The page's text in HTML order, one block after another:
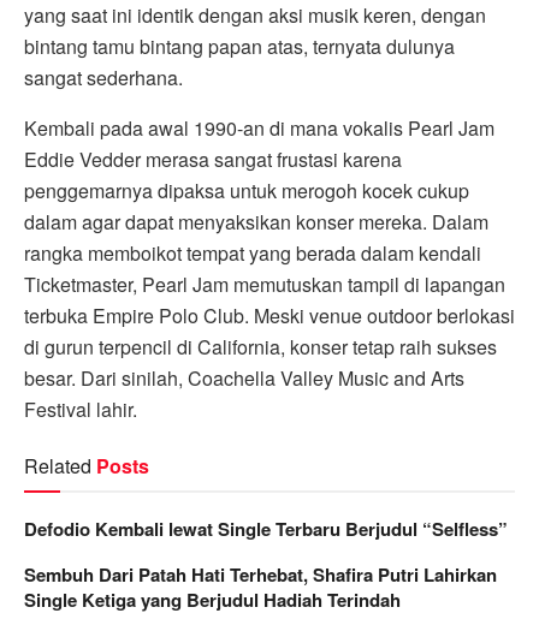
yang saat ini identik dengan aksi musik keren, dengan
bintang tamu bintang papan atas, ternyata dulunya
sangat sederhana.
Kembali pada awal 1990-an di mana vokalis Pearl Jam
Eddie Vedder merasa sangat frustasi karena
penggemarnya dipaksa untuk merogoh kocek cukup
dalam agar dapat menyaksikan konser mereka. Dalam
rangka memboikot tempat yang berada dalam kendali
Ticketmaster, Pearl Jam memutuskan tampil di lapangan
terbuka Empire Polo Club. Meski venue outdoor berlokasi
di gurun terpencil di California, konser tetap raih sukses
besar. Dari sinilah, Coachella Valley Music and Arts
Festival lahir.
Related Posts
Defodio Kembali lewat Single Terbaru Berjudul “Selfless”
Sembuh Dari Patah Hati Terhebat, Shafira Putri Lahirkan
Single Ketiga yang Berjudul Hadiah Terindah